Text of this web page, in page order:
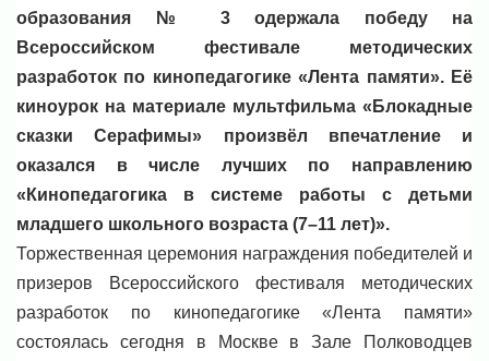
образования № 3 одержала победу на
Всероссийском фестивале методических
разработок по кинопедагогике «Лента памяти». Её
киноурок на материале мультфильма «Блокадные
сказки Серафимы» произвёл впечатление и
оказался в числе лучших по направлению
«Кинопедагогика в системе работы с детьми
младшего школьного возраста (7–11 лет)».
Торжественная церемония награждения победителей и
призеров Всероссийского фестиваля методических
разработок по кинопедагогике «Лента памяти»
состоялась сегодня в Москве в Зале Полководцев